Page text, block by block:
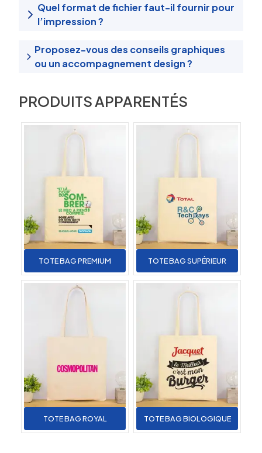
Quel format de fichier faut-il fournir pour
l’impression ?
Proposez-vous des conseils graphiques
ou un accompagnement design ?
PRODUITS APPARENTÉS
TOTE BAG PREMIUM TOTE BAG SUPÉRIEUR
TOTE BAG ROYAL TOTE BAG BIOLOGIQUE